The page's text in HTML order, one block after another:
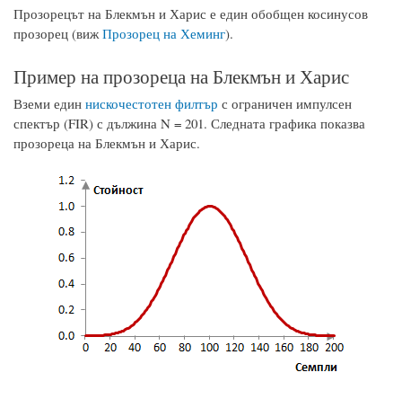
Прозорецът на Блекмън и Харис е един обобщен косинусов
прозорец (вижПрозорец на Хеминг).
Пример на прозореца на Блекмън и Харис
Вземи един нискочестотен филтър с ограничен импулсен
спектър (FIR) с дължина N = 201. Следната графика показва
прозореца на Блекмън и Харис.